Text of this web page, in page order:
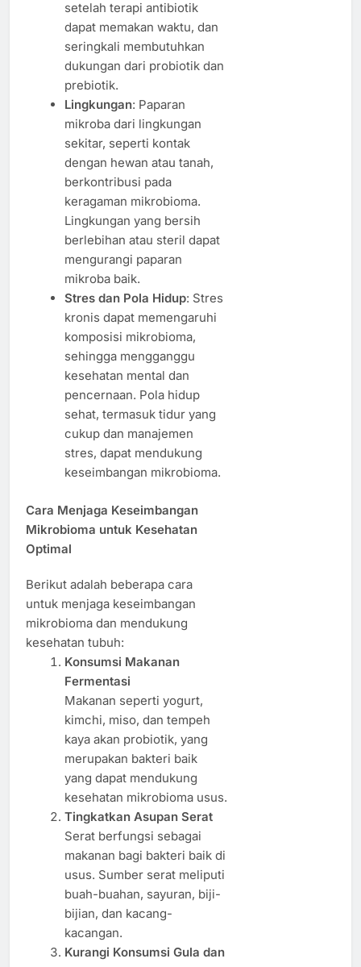
setelah terapi antibiotik
dapat memakan waktu, dan
seringkali membutuhkan
dukungan dari probiotik dan
prebiotik.
Lingkungan: Paparan
mikroba dari lingkungan
sekitar, seperti kontak
dengan hewan atau tanah,
berkontribusi pada
keragaman mikrobioma.
Lingkungan yang bersih
berlebihan atau steril dapat
mengurangi paparan
mikroba baik.
Stres dan Pola Hidup: Stres
kronis dapat memengaruhi
komposisi mikrobioma,
sehingga mengganggu
kesehatan mental dan
pencernaan. Pola hidup
sehat, termasuk tidur yang
cukup dan manajemen
stres, dapat mendukung
keseimbangan mikrobioma.
Cara Menjaga Keseimbangan
Mikrobioma untuk Kesehatan
Optimal
Berikut adalah beberapa cara
untuk menjaga keseimbangan
mikrobioma dan mendukung
kesehatan tubuh:
Konsumsi Makanan
Fermentasi
Makanan seperti yogurt,
kimchi, miso, dan tempeh
kaya akan probiotik, yang
merupakan bakteri baik
yang dapat mendukung
kesehatan mikrobioma usus.
Tingkatkan Asupan Serat
Serat berfungsi sebagai
makanan bagi bakteri baik di
usus. Sumber serat meliputi
buah-buahan, sayuran, biji-
bijian, dan kacang-
kacangan.
Kurangi Konsumsi Gula dan